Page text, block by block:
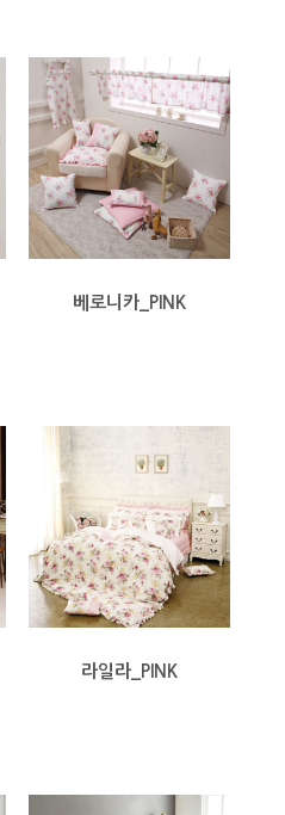
베로니카_PINK
라일라_PINK